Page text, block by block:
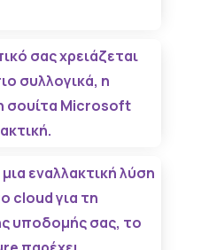
σας χρειάζεται
συλλογικά, η
σουίτα Microsoft
εναλλακτική λύση
cloud για τη
υποδομής σας, το